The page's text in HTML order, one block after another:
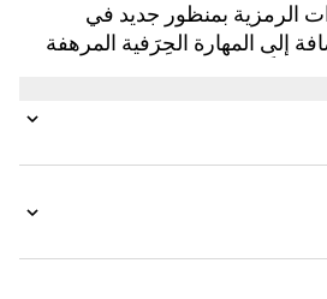
الرمزية بمنظور جديد في
إلى المهارة الحِرَفية المرهفة